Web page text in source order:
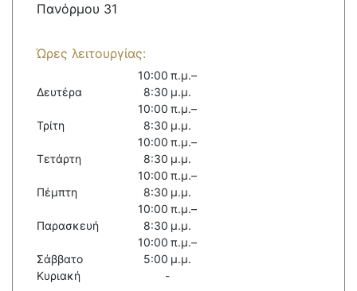
Πανόρμου 31
Ώρες λειτουργίας:
Δευτέρα
10:00 π.μ.–
8:30 μ.μ.
Τρίτη
10:00 π.μ.–
8:30 μ.μ.
Τετάρτη
10:00 π.μ.–
8:30 μ.μ.
Πέμπτη
10:00 π.μ.–
8:30 μ.μ.
Παρασκευή
10:00 π.μ.–
8:30 μ.μ.
Σάββατο
10:00 π.μ.–
5:00 μ.μ.
Κυριακή
-